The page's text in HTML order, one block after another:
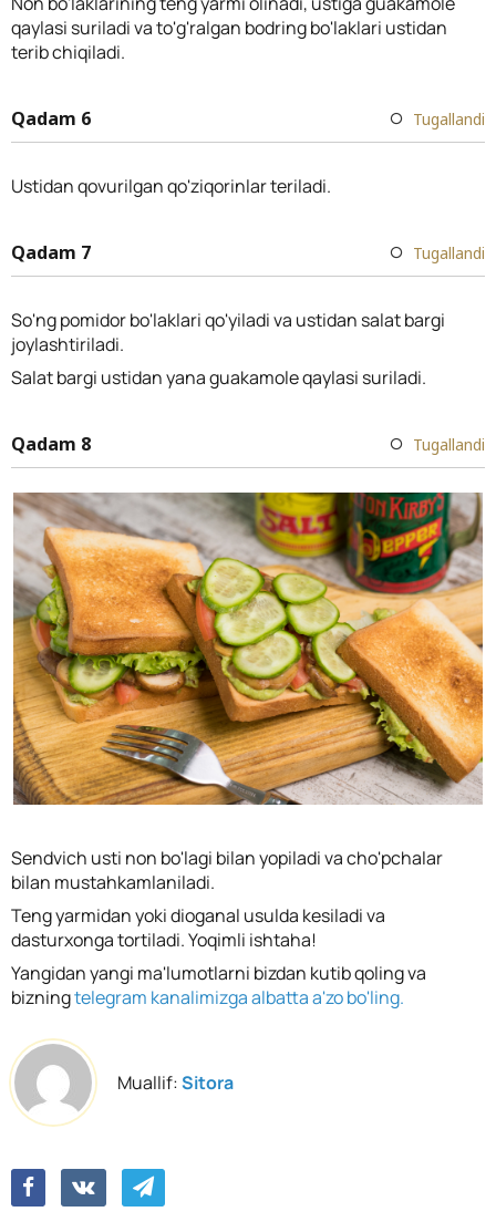
qaylasi suriladi va to'g'ralgan bodring bo'laklari ustidan
terib chiqiladi.
Qadam 6 Tugallandi
Ustidan qovurilgan qo'ziqorinlar teriladi.
Qadam 7 Tugallandi
So'ng pomidor bo'laklari qo'yiladi va ustidan salat bargi
joylashtiriladi.
Salat bargi ustidan yana guakamole qaylasi suriladi.
Qadam 8 Tugallandi
Sendvich usti non bo'lagi bilan yopiladi va cho'pchalar
bilan mustahkamlaniladi.
Teng yarmidan yoki dioganal usulda kesiladi va
dasturxonga tortiladi. Yoqimli ishtaha!
Yangidan yangi ma'lumotlarni bizdan kutib qoling va
bizningtelegram kanalimizga albatta a'zo bo'ling.
Muallif:Sitora